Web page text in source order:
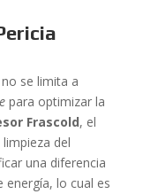
se limita a
para optimizar la
Frascold, el
del
una diferencia
energía, lo cual es